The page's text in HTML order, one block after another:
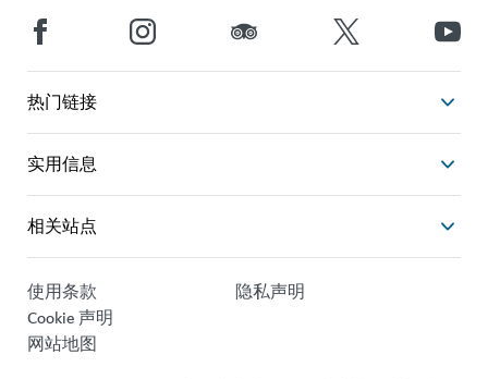
热门链接
实用信息
相关站点
使用条款
隐私声明
Cookie 声明
网站地图